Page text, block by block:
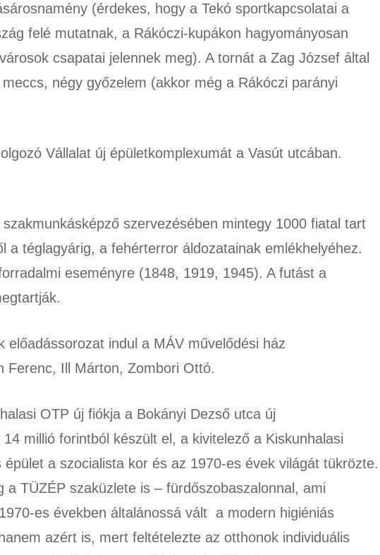
(érdekes, hogy a Tekó sportkapcsolatai a
felé mutatnak, a Rákóczi-kupákon hagyományosan
csapatai jelennek meg). A tornát a Zag József által
négy győzelem (akkor még a Rákóczi parányi
Vállalat új épületkomplexumát a Vasút utcában.
szervezésében mintegy 1000 fiatal tart
a téglagyárig, a fehérterror áldozatainak emlékhelyéhez.
eseményre (1848, 1919, 1945). A futást a
előadássorozat indul a MÁV művelődési ház
Ferenc, Ill Márton, Zombori Ottó.
OTP új fiókja a Bokányi Dezső utca új
millió forintból készült el, a kivitelező a Kiskunhalasi
a szocialista kor és az 1970-es évek világát tükrözte.
TÜZÉP szaküzlete is – fürdőszobaszalonnal, ami
es években általánossá vált a modern higiéniás
azért is, mert feltételezte az otthonok individuális